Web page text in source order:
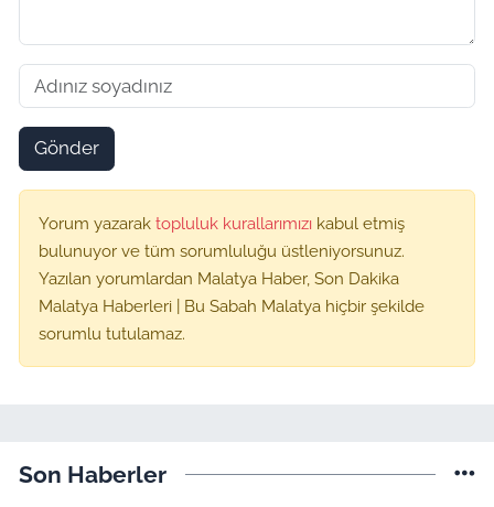
Gönder
Yorum yazarak topluluk kurallarımızı kabul etmiş
bulunuyor ve tüm sorumluluğu üstleniyorsunuz.
Yazılan yorumlardan Malatya Haber, Son Dakika
Malatya Haberleri | Bu Sabah Malatya hiçbir şekilde
sorumlu tutulamaz.
Son Haberler